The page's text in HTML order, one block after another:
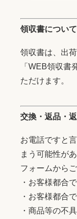
領収書について
領収書は、出
「WEB領収書
ただけます。
交換・返品・
お電話ですと
まう可能性が
フォームから
・お客様都合
・お客様都合
・商品等の不